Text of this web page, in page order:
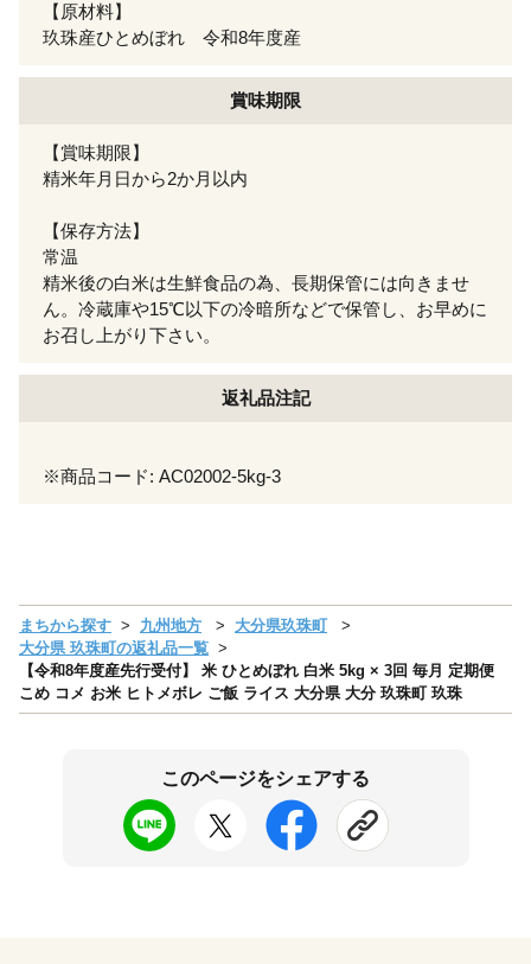
【原材料】
玖珠産ひとめぼれ 令和8年度産
賞味期限
【賞味期限】
精米年月日から2か月以内
【保存方法】
常温
精米後の白米は生鮮食品の為、長期保管には向きませ
ん。冷蔵庫や15℃以下の冷暗所などで保管し、お早めに
お召し上がり下さい。
返礼品注記
※商品コード: AC02002-5kg-3
まちから探す 九州地方
大分県玖珠町
大分県 玖珠町の返礼品一覧
【令和8年度産先行受付】 米 ひとめぼれ 白米 5kg × 3回 毎月 定期便
こめ コメ お米 ヒトメボレ ご飯 ライス 大分県 大分 玖珠町 玖珠
このページをシェアする